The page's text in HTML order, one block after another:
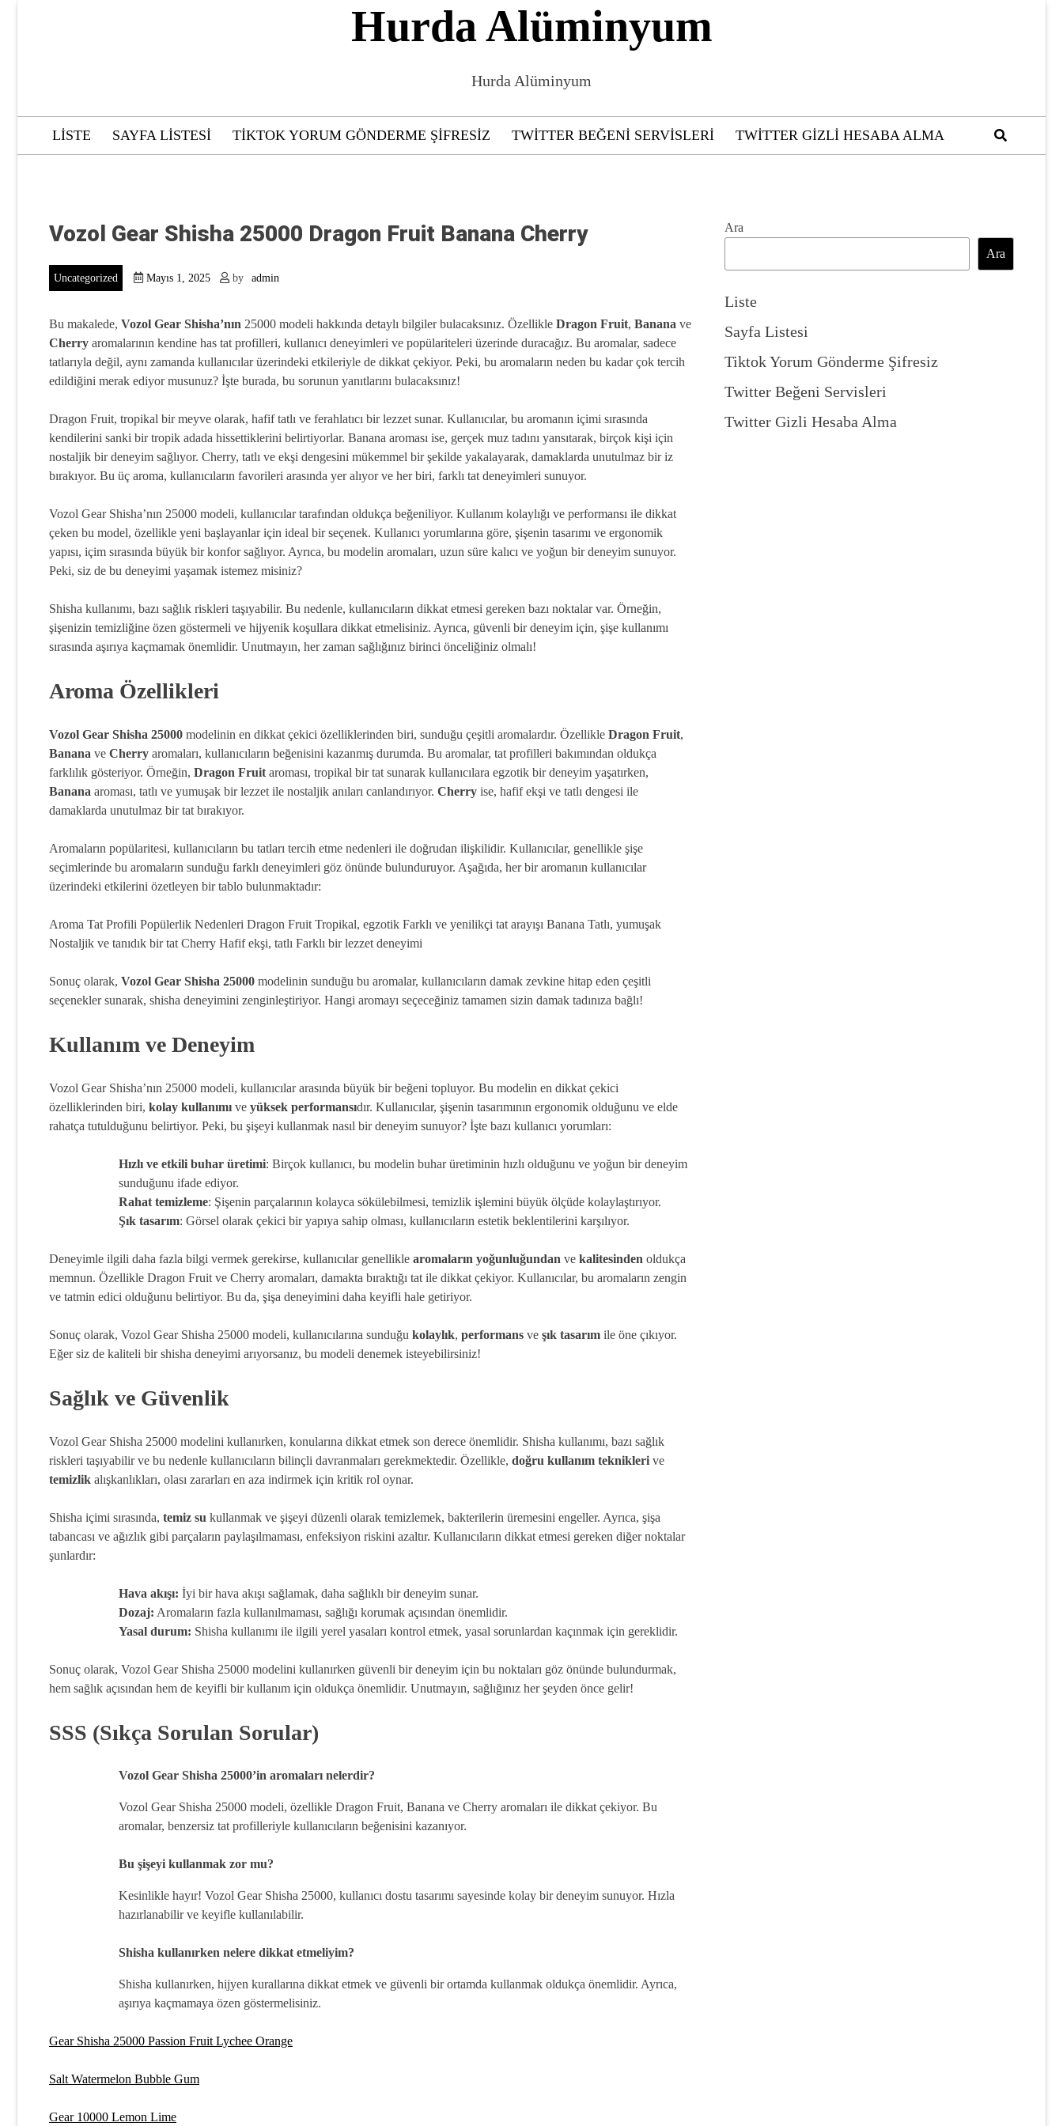
Hurda Alüminyum
Hurda Alüminyum
LISTE SAYFA LISTESI TIKTOK YORUM GÖNDERME ŞIFRESIZ TWITTER BEĞENI SERVISLERI TWITTER GIZLI HESABA ALMA
Vozol Gear Shisha 25000 Dragon Fruit Banana Cherry
Uncategorized Mayıs 1, 2025 by admin
Bu makalede, Vozol Gear Shisha’nın 25000 modeli hakkında detaylı bilgiler bulacaksınız. Özellikle Dragon Fruit, Banana ve
Cherry aromalarının kendine has tat profilleri, kullanıcı deneyimleri ve popülariteleri üzerinde duracağız. Bu aromalar, sadece
tatlarıyla değil, aynı zamanda kullanıcılar üzerindeki etkileriyle de dikkat çekiyor. Peki, bu aromaların neden bu kadar çok tercih
edildiğini merak ediyor musunuz? İşte burada, bu sorunun yanıtlarını bulacaksınız!
Dragon Fruit, tropikal bir meyve olarak, hafif tatlı ve ferahlatıcı bir lezzet sunar. Kullanıcılar, bu aromanın içimi sırasında
kendilerini sanki bir tropik adada hissettiklerini belirtiyorlar. Banana aroması ise, gerçek muz tadını yansıtarak, birçok kişi için
nostaljik bir deneyim sağlıyor. Cherry, tatlı ve ekşi dengesini mükemmel bir şekilde yakalayarak, damaklarda unutulmaz bir iz
bırakıyor. Bu üç aroma, kullanıcıların favorileri arasında yer alıyor ve her biri, farklı tat deneyimleri sunuyor.
Vozol Gear Shisha’nın 25000 modeli, kullanıcılar tarafından oldukça beğeniliyor. Kullanım kolaylığı ve performansı ile dikkat
çeken bu model, özellikle yeni başlayanlar için ideal bir seçenek. Kullanıcı yorumlarına göre, şişenin tasarımı ve ergonomik
yapısı, içim sırasında büyük bir konfor sağlıyor. Ayrıca, bu modelin aromaları, uzun süre kalıcı ve yoğun bir deneyim sunuyor.
Peki, siz de bu deneyimi yaşamak istemez misiniz?
Shisha kullanımı, bazı sağlık riskleri taşıyabilir. Bu nedenle, kullanıcıların dikkat etmesi gereken bazı noktalar var. Örneğin,
şişenizin temizliğine özen göstermeli ve hijyenik koşullara dikkat etmelisiniz. Ayrıca, güvenli bir deneyim için, şişe kullanımı
sırasında aşırıya kaçmamak önemlidir. Unutmayın, her zaman sağlığınız birinci önceliğiniz olmalı!
Aroma Özellikleri
Vozol Gear Shisha 25000 modelinin en dikkat çekici özelliklerinden biri, sunduğu çeşitli aromalardır. Özellikle Dragon Fruit,
Banana ve Cherry aromaları, kullanıcıların beğenisini kazanmış durumda. Bu aromalar, tat profilleri bakımından oldukça
farklılık gösteriyor. Örneğin, Dragon Fruit aroması, tropikal bir tat sunarak kullanıcılara egzotik bir deneyim yaşatırken,
Banana aroması, tatlı ve yumuşak bir lezzet ile nostaljik anıları canlandırıyor. Cherry ise, hafif ekşi ve tatlı dengesi ile
damaklarda unutulmaz bir tat bırakıyor.
Aromaların popülaritesi, kullanıcıların bu tatları tercih etme nedenleri ile doğrudan ilişkilidir. Kullanıcılar, genellikle şişe
seçimlerinde bu aromaların sunduğu farklı deneyimleri göz önünde bulunduruyor. Aşağıda, her bir aromanın kullanıcılar
üzerindeki etkilerini özetleyen bir tablo bulunmaktadır:
Aroma Tat Profili Popülerlik Nedenleri Dragon Fruit Tropikal, egzotik Farklı ve yenilikçi tat arayışı Banana Tatlı, yumuşak
Nostaljik ve tanıdık bir tat Cherry Hafif ekşi, tatlı Farklı bir lezzet deneyimi
Sonuç olarak, Vozol Gear Shisha 25000 modelinin sunduğu bu aromalar, kullanıcıların damak zevkine hitap eden çeşitli
seçenekler sunarak, shisha deneyimini zenginleştiriyor. Hangi aromayı seçeceğiniz tamamen sizin damak tadınıza bağlı!
Kullanım ve Deneyim
Vozol Gear Shisha’nın 25000 modeli, kullanıcılar arasında büyük bir beğeni topluyor. Bu modelin en dikkat çekici
özelliklerinden biri, kolay kullanımı ve yüksek performansıdır. Kullanıcılar, şişenin tasarımının ergonomik olduğunu ve elde
rahatça tutulduğunu belirtiyor. Peki, bu şişeyi kullanmak nasıl bir deneyim sunuyor? İşte bazı kullanıcı yorumları:
Hızlı ve etkili buhar üretimi: Birçok kullanıcı, bu modelin buhar üretiminin hızlı olduğunu ve yoğun bir deneyim
sunduğunu ifade ediyor.
Rahat temizleme: Şişenin parçalarının kolayca sökülebilmesi, temizlik işlemini büyük ölçüde kolaylaştırıyor.
Şık tasarım: Görsel olarak çekici bir yapıya sahip olması, kullanıcıların estetik beklentilerini karşılıyor.
Deneyimle ilgili daha fazla bilgi vermek gerekirse, kullanıcılar genellikle aromaların yoğunluğundan ve kalitesinden oldukça
memnun. Özellikle Dragon Fruit ve Cherry aromaları, damakta bıraktığı tat ile dikkat çekiyor. Kullanıcılar, bu aromaların zengin
ve tatmin edici olduğunu belirtiyor. Bu da, şişa deneyimini daha keyifli hale getiriyor.
Sonuç olarak, Vozol Gear Shisha 25000 modeli, kullanıcılarına sunduğu kolaylık, performans ve şık tasarım ile öne çıkıyor.
Eğer siz de kaliteli bir shisha deneyimi arıyorsanız, bu modeli denemek isteyebilirsiniz!
Sağlık ve Güvenlik
Vozol Gear Shisha 25000 modelini kullanırken, konularına dikkat etmek son derece önemlidir. Shisha kullanımı, bazı sağlık
riskleri taşıyabilir ve bu nedenle kullanıcıların bilinçli davranmaları gerekmektedir. Özellikle, doğru kullanım teknikleri ve
temizlik alışkanlıkları, olası zararları en aza indirmek için kritik rol oynar.
Shisha içimi sırasında, temiz su kullanmak ve şişeyi düzenli olarak temizlemek, bakterilerin üremesini engeller. Ayrıca, şişa
tabancası ve ağızlık gibi parçaların paylaşılmaması, enfeksiyon riskini azaltır. Kullanıcıların dikkat etmesi gereken diğer noktalar
şunlardır:
Hava akışı: İyi bir hava akışı sağlamak, daha sağlıklı bir deneyim sunar.
Dozaj: Aromaların fazla kullanılmaması, sağlığı korumak açısından önemlidir.
Yasal durum: Shisha kullanımı ile ilgili yerel yasaları kontrol etmek, yasal sorunlardan kaçınmak için gereklidir.
Sonuç olarak, Vozol Gear Shisha 25000 modelini kullanırken güvenli bir deneyim için bu noktaları göz önünde bulundurmak,
hem sağlık açısından hem de keyifli bir kullanım için oldukça önemlidir. Unutmayın, sağlığınız her şeyden önce gelir!
SSS (Sıkça Sorulan Sorular)
Vozol Gear Shisha 25000’in aromaları nelerdir?
Vozol Gear Shisha 25000 modeli, özellikle Dragon Fruit, Banana ve Cherry aromaları ile dikkat çekiyor. Bu
aromalar, benzersiz tat profilleriyle kullanıcıların beğenisini kazanıyor.
Bu şişeyi kullanmak zor mu?
Kesinlikle hayır! Vozol Gear Shisha 25000, kullanıcı dostu tasarımı sayesinde kolay bir deneyim sunuyor. Hızla
hazırlanabilir ve keyifle kullanılabilir.
Shisha kullanırken nelere dikkat etmeliyim?
Shisha kullanırken, hijyen kurallarına dikkat etmek ve güvenli bir ortamda kullanmak oldukça önemlidir. Ayrıca,
aşırıya kaçmamaya özen göstermelisiniz.
Gear Shisha 25000 Passion Fruit Lychee Orange
Salt Watermelon Bubble Gum
Gear 10000 Lemon Lime
Ara
Ara
Liste
Sayfa Listesi
Tiktok Yorum Gönderme Şifresiz
Twitter Beğeni Servisleri
Twitter Gizli Hesaba Alma